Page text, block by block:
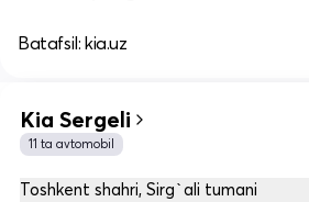
Batafsil: kia.uz
Kia Sergeli
11 ta avtomobil
Toshkent shahri, Sirg`ali tumani